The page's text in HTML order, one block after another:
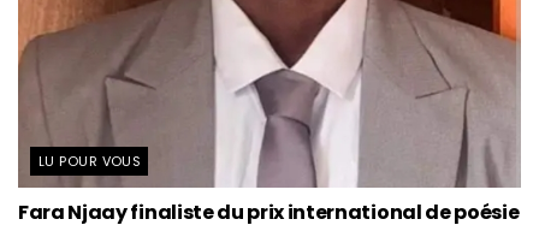
LU POUR VOUS
Fara Njaay finaliste du prix international de poésie